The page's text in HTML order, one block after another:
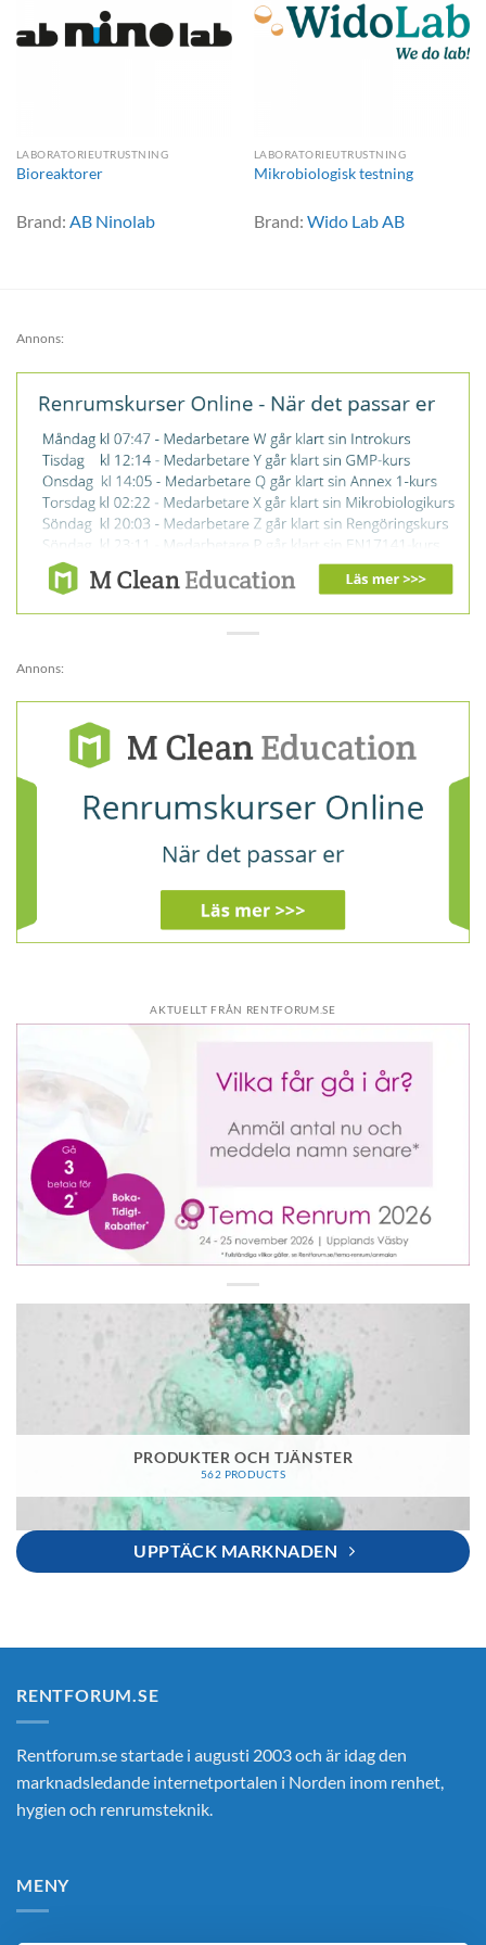
LABORATORIEUTRUSTNING
Bioreaktorer
Brand: AB Ninolab
LABORATORIEUTRUSTNING
Mikrobiologisk testning
Brand: Wido Lab AB
Annons:
Annons:
AKTUELLT FRÅN RENTFORUM.SE
PRODUKTER OCH TJÄNSTER
562 PRODUCTS
UPPTÄCK MARKNADEN
RENTFORUM.SE
Rentforum.se startade i augusti 2003 och är idag den
marknadsledande internetportalen i Norden inom renhet,
hygien och renrumsteknik.
MENY